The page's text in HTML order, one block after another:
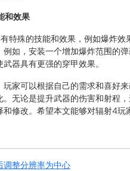
和效果
特殊的技能和效果，例如爆炸
如，安装一个增加爆炸范围的
器具有更强的穿甲效果。
家可以根据自己的需求和喜好
无论是提升武器的伤害和射程
修改。希望本文能够对辐射4玩
整分辨率为中心